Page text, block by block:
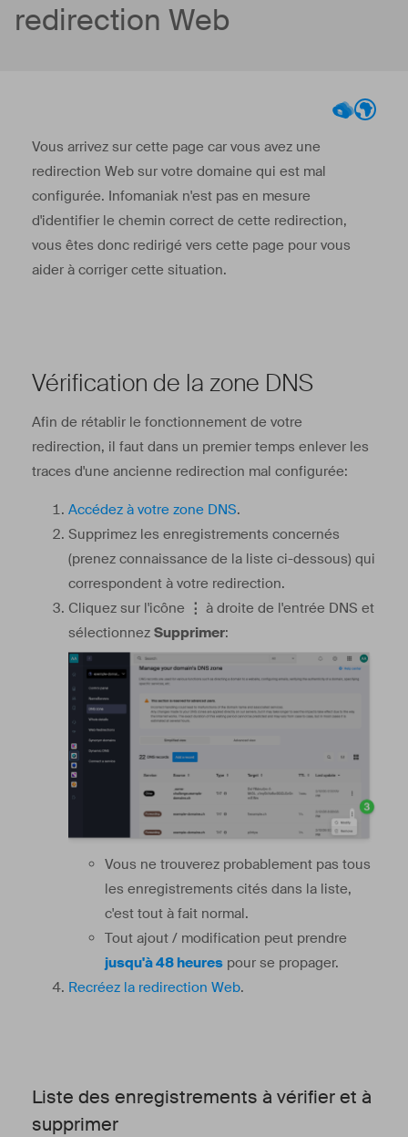
redirection Web
Vous arrivez sur cette page car vous avez une
redirection Web sur votre domaine qui est mal
configurée. Infomaniak n'est pas en mesure
d'identifier le chemin correct de cette redirection,
vous êtes donc redirigé vers cette page pour vous
aider à corriger cette situation.
Vérification de la zone DNS
Afin de rétablir le fonctionnement de votre
redirection, il faut dans un premier temps enlever les
traces d'une ancienne redirection mal configurée:
Accédez à votre zone DNS.
Supprimez les enregistrements concernés
(prenez connaissance de la liste ci-dessous) qui
correspondent à votre redirection.
Cliquez sur l'icône ⋮ à droite de l'entrée DNS et
sélectionnez Supprimer:
Vous ne trouverez probablement pas tous
les enregistrements cités dans la liste,
c'est tout à fait normal.
Tout ajout / modification peut prendre
jusqu'à 48 heures pour se propager.
Recréez la redirection Web.
Liste des enregistrements à vérifier et à
supprimer